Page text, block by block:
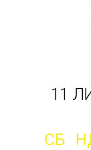
11
СБ